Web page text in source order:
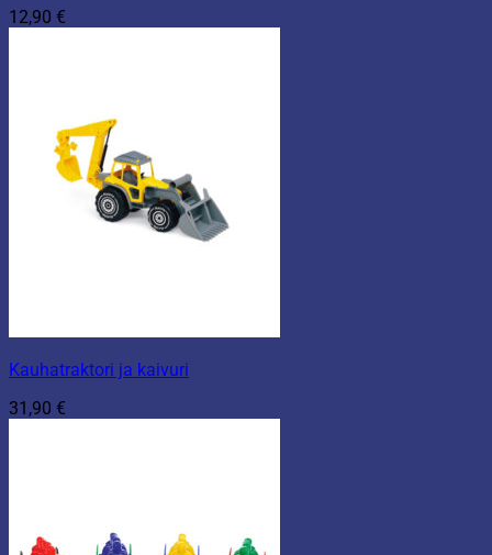
12,90 €
Kauhatraktori ja kaivuri
31,90 €